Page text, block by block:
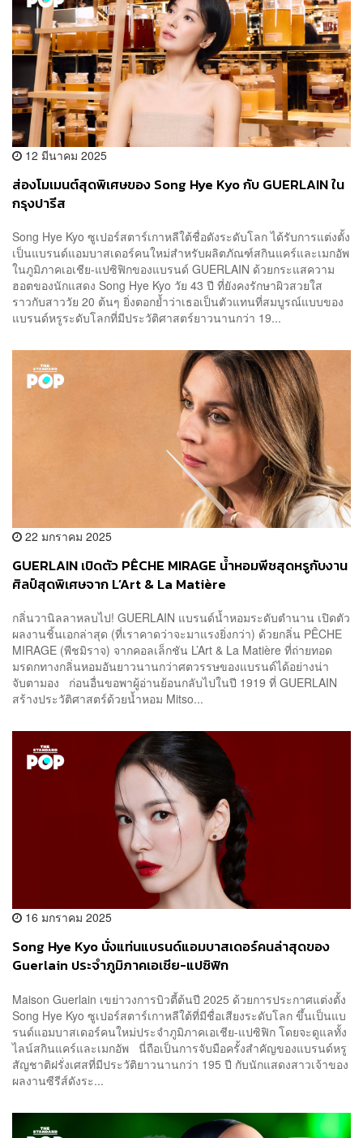
12 มีนาคม 2025
ส่องโมเมนต์สุดพิเศษของ Song Hye Kyo กับ GUERLAIN ใน
กรุงปารีส
Song Hye Kyo ซูเปอร์สตาร์เกาหลีใต้ชื่อดังระดับโลก ได้รับการแต่งตั้ง
เป็นแบรนด์แอมบาสเดอร์คนใหม่สำหรับผลิตภัณฑ์สกินแคร์และเมกอัพ
ในภูมิภาคเอเชีย-แปซิฟิกของแบรนด์ GUERLAIN ด้วยกระแสความ
ฮอตของนักแสดง Song Hye Kyo วัย 43 ปี ที่ยังคงรักษาผิวสวยใส
ราวกับสาววัย 20 ต้นๆ ยิ่งตอกย้ำว่าเธอเป็นตัวแทนที่สมบูรณ์แบบของ
แบรนด์หรูระดับโลกที่มีประวัติศาสตร์ยาวนานกว่า 19...
22 มกราคม 2025
GUERLAIN เปิดตัว PÊCHE MIRAGE น้ำหอมพีชสุดหรูกับงาน
ศิลป์สุดพิเศษจาก L’Art & La Matière
กลิ่นวานิลลาหลบไป! GUERLAIN แบรนด์น้ำหอมระดับตำนาน เปิดตัว
ผลงานชิ้นเอกล่าสุด (ที่เราคาดว่าจะมาแรงยิ่งกว่า) ด้วยกลิ่น PÊCHE
MIRAGE (พีชมิราจ) จากคอลเล็กชัน L’Art & La Matière ที่ถ่ายทอด
มรดกทางกลิ่นหอมอันยาวนานกว่าศตวรรษของแบรนด์ได้อย่างน่า
จับตามอง ก่อนอื่นขอพาผู้อ่านย้อนกลับไปในปี 1919 ที่ GUERLAIN
สร้างประวัติศาสตร์ด้วยน้ำหอม Mitso...
16 มกราคม 2025
Song Hye Kyo นั่งแท่นแบรนด์แอมบาสเดอร์คนล่าสุดของ
Guerlain ประจำภูมิภาคเอเชีย-แปซิฟิก
Maison Guerlain เขย่าวงการบิวตี้ต้นปี 2025 ด้วยการประกาศแต่งตั้ง
Song Hye Kyo ซูเปอร์สตาร์เกาหลีใต้ที่มีชื่อเสียงระดับโลก ขึ้นเป็นแบ
รนด์แอมบาสเดอร์คนใหม่ประจำภูมิภาคเอเชีย-แปซิฟิก โดยจะดูแลทั้ง
ไลน์สกินแคร์และเมกอัพ นี่ถือเป็นการจับมือครั้งสำคัญของแบรนด์หรู
สัญชาติฝรั่งเศสที่มีประวัติยาวนานกว่า 195 ปี กับนักแสดงสาวเจ้าของ
ผลงานซีรีส์ดังระ...